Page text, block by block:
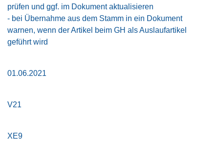
prüfen und ggf. im Dokument aktualisieren
- bei Übernahme aus dem Stamm in ein Dokument
warnen, wenn der Artikel beim GH als Auslaufartikel
geführt wird
01.06.2021
V21
XE9